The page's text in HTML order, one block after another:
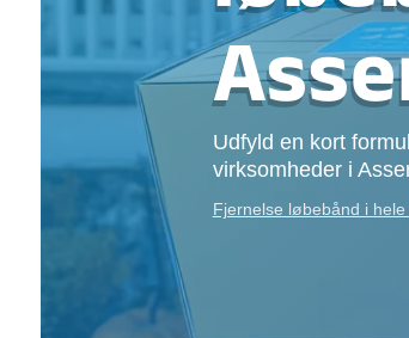
Udfyld en kort
virksomheder i
Fjernelse løbebånd i